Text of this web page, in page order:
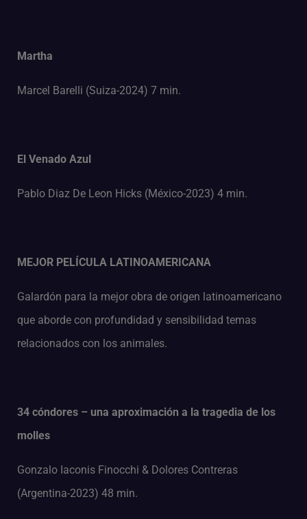
Martha
Marcel Barelli (Suiza-2024) 7 min.
El Venado Azul
Pablo Diaz De Leon Hicks (México-2023) 4 min.
MEJOR PELÍCULA LATINOAMERICANA
Galardón para la mejor obra de origen latinoamericano
que aborde con profundidad y sensibilidad temas
relacionados con los animales.
34 cóndores – una aproximación a la tragedia de los
molles
Gonzalo Iaconis Finocchi & Dolores Contreras
(Argentina-2023) 48 min.